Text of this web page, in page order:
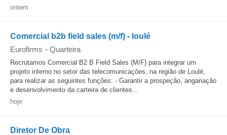
ontem
Comercial b2b field sales (m/f) - loulé
Eurofirms - Quarteira
Recrutamos Comercial B2 B Field Sales (M/F) para integrar um
projeto interno no setor das telecomunicações, na região de Loulé,
para realizar as seguintes funções: - Garantir a prospeção, angariação
e desenvolvimento da carteira de clientes...
hoje
Diretor De Obra